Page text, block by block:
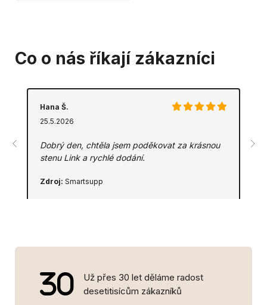
Co o nás říkají zákazníci
Hana Š.
25.5.2026
Dobrý den, chtěla jsem poděkovat za krásnou
stenu Link a rychlé dodání.
Zdroj: Smartsupp
Už přes 30 let děláme radost
desetitisícům zákazníků